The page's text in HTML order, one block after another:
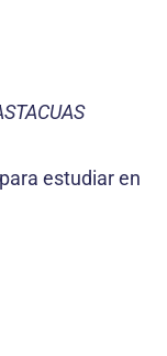
estudiar en